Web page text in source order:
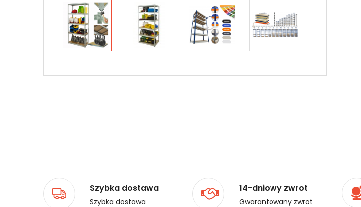
Szybka dostawa
Szybka dostawa
14-dniowy zwrot
Gwarantowany zwrot